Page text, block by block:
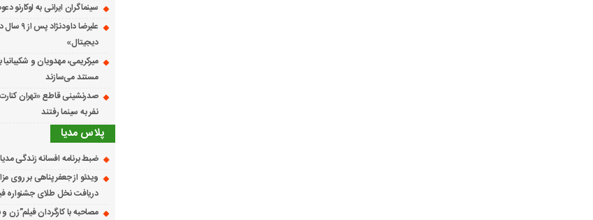
سینماگران ایرانی به لوکارنو
علیرضا
دیجیتال»
میرکریمی، مهدویان و
مستند می‌سازند
نفر به سینما رفتند
پلاس مدیا
ضبط برنامه افسانه زندگی
ویدئو از جعفر پناهی بر روی
دریافت نخل طلای جشنواره فیلم
مصاحبه با کارگردان فیلم”زن